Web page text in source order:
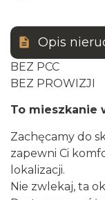
Opis
BEZ PCC
BEZ PROWIZJI
To mieszkanie
Zachęcamy do
zapewni Ci
lokalizacji.
Nie zwlekaj, ta